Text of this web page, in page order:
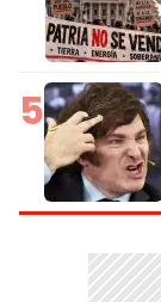
5